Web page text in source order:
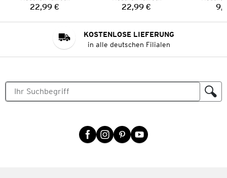
Preis:
22,99 € Preis:
22,99 €
KOSTENLOSE LIEFERUNG
in alle deutschen Filialen